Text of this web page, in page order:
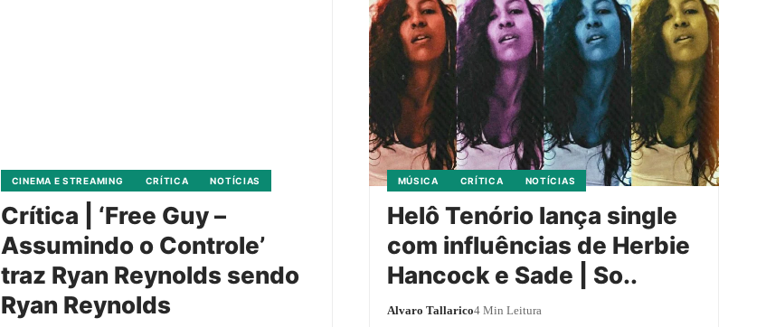
CINEMA E STREAMING CRÍTICA NOTÍCIAS
Crítica | ‘Free Guy –
Assumindo o Controle’
traz Ryan Reynolds sendo
Ryan Reynolds
MÚSICA CRÍTICA NOTÍCIAS
Helô Tenório lança single
com influências de Herbie
Hancock e Sade | So..
Alvaro Tallarico4 Min Leitura